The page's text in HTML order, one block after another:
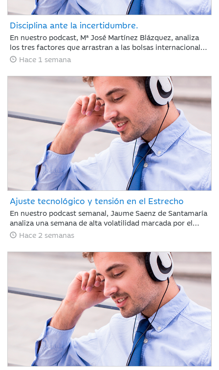
Disciplina ante la incertidumbre.
En nuestro podcast, Mª José Martínez Blázquez, analiza
los tres factores que arrastran a las bolsas internacionales
a su segunda semana de pérdidas: la escalada del
fuertes correcciones en el sector tecnológico tras los
resultados de Alphabet y Tesla. Además, revisa la postura
del BCE con los tipos en el 2,25% y las nuevas tarifas
arancelarias de EE. UU. En un entorno de tipos elevados,
los inversores cambian las reglas: ya no bastan las
promesas, ahora se exige disciplina de inversión y
generación de caja.
Hace 1 semana
Ajuste tecnológico y tensión en el Estrecho
En nuestro podcast semanal, Jaume Saenz de Santamaría
analiza una semana de alta volatilidad marcada por el
repunte del crudo Brent cerca de los 90 dólares tras
inteligencia artificial. A pesar de este panorama, la banca
estadounidense supera las expectativas de resultados y la
inflación en EE. UU. muestra signos de moderación.
Hace 2 semanas